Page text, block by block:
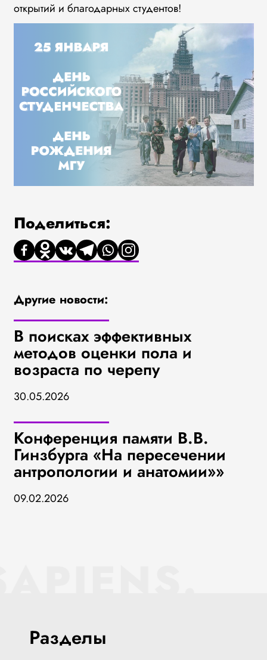
открытий и благодарных студентов!
Поделиться:
Другие новости:
В поисках эффективных
методов оценки пола и
возраста по черепу
30.05.2026
Конференция памяти В.В.
Гинзбурга «На пересечении
антропологии и анатомии»»
09.02.2026
Разделы